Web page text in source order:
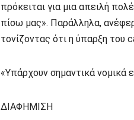
πρόκειται για μια απειλή
πίσω μας». Παράλληλα,
τονίζοντας ότι η ύπαρξη του
«Υπάρχουν σημαντικά νομικά
ΔΙΑΦΗΜΙΣΗ